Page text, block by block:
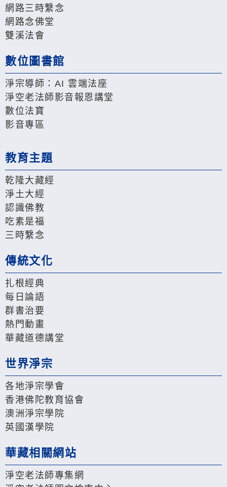
網路三時繫念
網路念佛堂
雙溪法會
數位圖書館
淨宗導師：AI 雲端法座
淨空老法師影音報恩講堂
數位法寶
影音專區
教育主題
乾隆大藏經
淨土大經
認識佛教
吃素是福
三時繫念
傳統文化
扎根經典
每日論語
群書治要
熱門動畫
華藏道德講堂
世界淨宗
各地淨宗學會
香港佛陀教育協會
澳洲淨宗學院
英國漢學院
華藏相關網站
淨空老法師專集網